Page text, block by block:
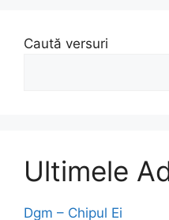
Caută versuri
Ultimele
Dgm – Chipul Ei